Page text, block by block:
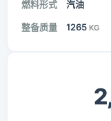
燃料形式 汽油
整备质量 1265 KG